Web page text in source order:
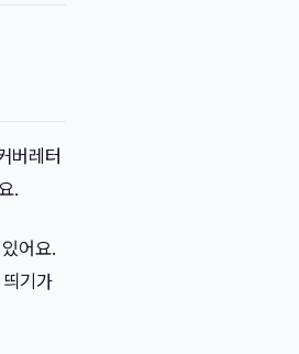
버레터
.
어요.
기가